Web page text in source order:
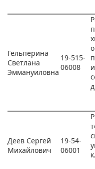
Гельперина
Светлана
Эммануиловна
19-515-
06008
Деев Сергей
Михайлович
19-54-
06001